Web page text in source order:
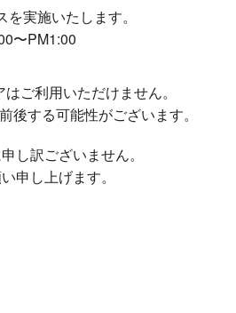
実施いたします。
〜PM1:00
ご利用いただけません。
前後する可能性がございます。
し訳ございません。
申し上げます。